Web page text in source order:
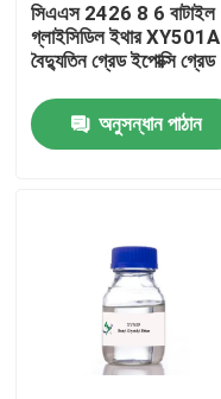
সিএএস 2426 8 6 বাটাইল
গ্লাইসিডিল ইথার XY501A
বৈদ্যুতিন গ্রেড ইপোক্সি গ্রেড
অনুসন্ধান পাঠান